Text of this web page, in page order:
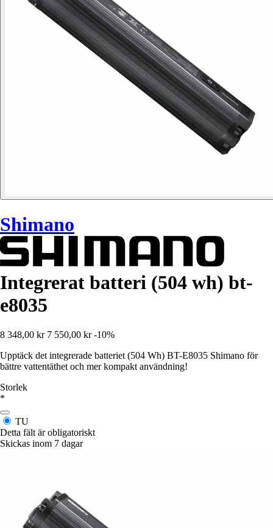
Shimano
Integrerat batteri (504 wh) bt-
e8035
8 348,00 kr 7 550,00 kr -10%
Upptäck det integrerade batteriet (504 Wh) BT-E8035 Shimano för
bättre vattentäthet och mer kompakt användning!
Storlek
*
TU
Detta fält är obligatoriskt
Skickas inom 7 dagar